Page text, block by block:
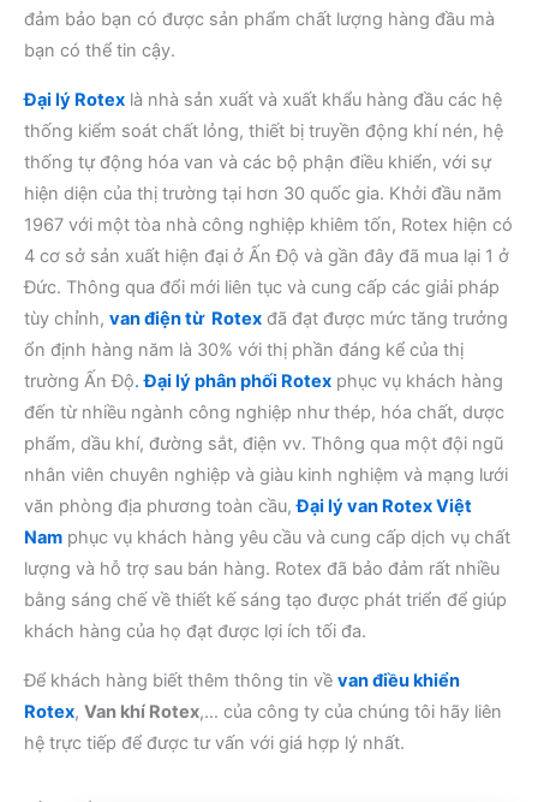
đảm bảo bạn có được sản phẩm chất lượng hàng đầu mà
bạn có thể tin cậy.
Đại lý Rotex là nhà sản xuất và xuất khẩu hàng đầu các hệ
thống kiểm soát chất lỏng, thiết bị truyền động khí nén, hệ
thống tự động hóa van và các bộ phận điều khiển, với sự
hiện diện của thị trường tại hơn 30 quốc gia. Khởi đầu năm
1967 với một tòa nhà công nghiệp khiêm tốn, Rotex hiện có
4 cơ sở sản xuất hiện đại ở Ấn Độ và gần đây đã mua lại 1 ở
Đức. Thông qua đổi mới liên tục và cung cấp các giải pháp
tùy chỉnh, van điện từ Rotex đã đạt được mức tăng trưởng
ổn định hàng năm là 30% với thị phần đáng kể của thị
trường Ấn Độ.Đại lý phân phối Rotex phục vụ khách hàng
đến từ nhiều ngành công nghiệp như thép, hóa chất, dược
phẩm, dầu khí, đường sắt, điện vv. Thông qua một đội ngũ
nhân viên chuyên nghiệp và giàu kinh nghiệm và mạng lưới
văn phòng địa phương toàn cầu,Đại lý van Rotex Việt
Nam phục vụ khách hàng yêu cầu và cung cấp dịch vụ chất
lượng và hỗ trợ sau bán hàng. Rotex đã bảo đảm rất nhiều
bằng sáng chế về thiết kế sáng tạo được phát triển để giúp
khách hàng của họ đạt được lợi ích tối đa.
Để khách hàng biết thêm thông tin về van điều khiển
Rotex, Van khí Rotex,… của công ty của chúng tôi hãy liên
hệ trực tiếp để được tư vấn với giá hợp lý nhất.